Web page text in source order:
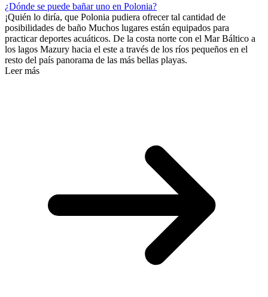
¿Dónde se puede bañar uno en Polonia?
¡Quién lo diría, que Polonia pudiera ofrecer tal cantidad de
posibilidades de baño Muchos lugares están equipados para
practicar deportes acuáticos. De la costa norte con el Mar Báltico a
los lagos Mazury hacia el este a través de los ríos pequeños en el
resto del país panorama de las más bellas playas.
Leer más